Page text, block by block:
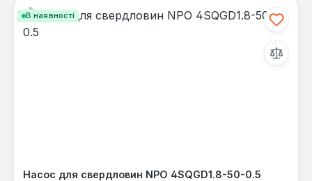
В наявності
Насос для свердловин NPO 4SQGD1.8-50-0.5